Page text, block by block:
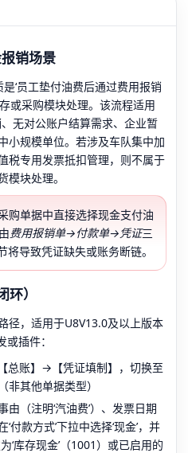
销场景
是‘员工垫付油费后通过费用报销
或采购模块处理。该流程适用
无对公账户结算需求、企业暂
小规模单位。若涉及车队集中加
税专用发票抵扣管理，则不属于
块处理。
购单据中直接选择现金支付油
费用报销单→付款单→凭证三
导致凭证缺失或账务断链。
）
径，适用于U8V13.0及以上版本
插件：
总账】→【凭证填制】，切换至
非其他单据类型）
（注明‘汽油费’）、发票日期
‘付款方式’下拉中选择‘现金’，并
‘库存现金’（1001）或已启用的